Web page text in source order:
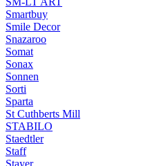
Smartbuy
Smile Decor
Snazaroo
Somat
Sonax
Sonnen
Sorti
Sparta
St Cuthberts Mill
STABILO
Staedtler
Staff
Stayer